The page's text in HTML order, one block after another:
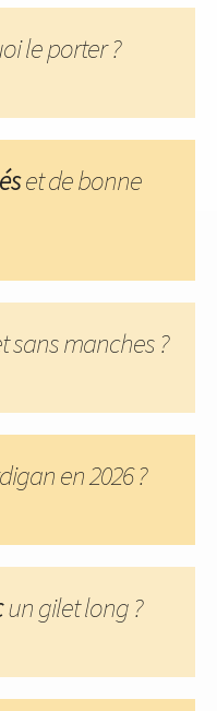
le porter ?
et de bonne
sans manches ?
en 2026 ?
un gilet long ?